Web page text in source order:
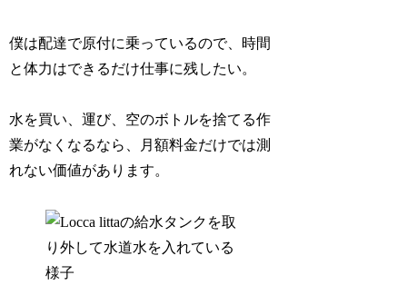
僕は配達で原付に乗っているので、時間
と体力はできるだけ仕事に残したい。
水を買い、運び、空のボトルを捨てる作
業がなくなるなら、月額料金だけでは測
れない価値があります。